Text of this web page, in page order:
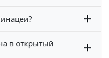
в открытый